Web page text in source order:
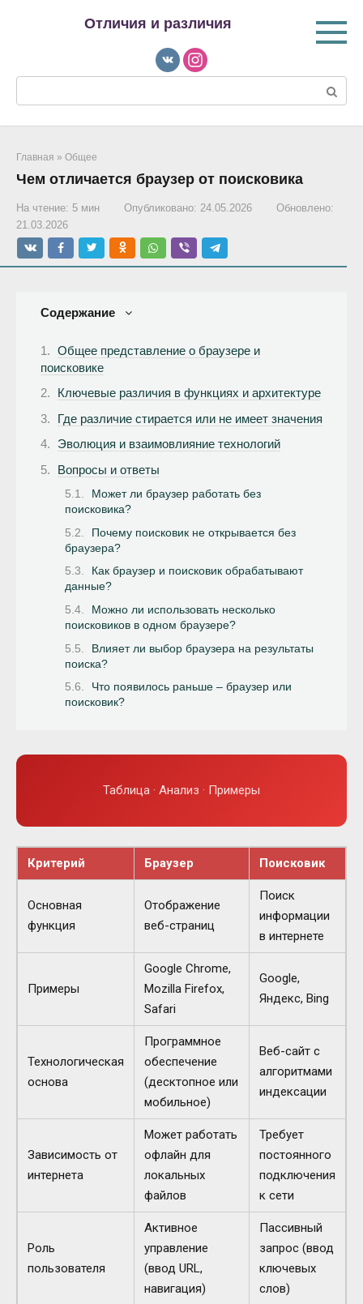
Отличия и различия
Главная » Общее
Чем отличается браузер от поисковика
На чтение: 5 мин Опубликовано: 24.05.2026
Обновлено:
21.03.2026
Содержание
Общее представление о браузере и
поисковике
Ключевые различия в функциях и архитектуре
Где различие стирается или не имеет значения
Эволюция и взаимовлияние технологий
Вопросы и ответы
Может ли браузер работать без
поисковика?
Почему поисковик не открывается без
браузера?
Как браузер и поисковик обрабатывают
данные?
Можно ли использовать несколько
поисковиков в одном браузере?
Влияет ли выбор браузера на результаты
поиска?
Что появилось раньше – браузер или
поисковик?
Таблица · Анализ · Примеры
Критерий Браузер Поисковик
Основная
функция
Отображение
веб-страниц
Поиск
информации
в интернете
Примеры
Google Chrome,
Mozilla Firefox,
Safari
Google,
Яндекс, Bing
Технологическая
основа
Программное
обеспечение
(десктопное или
мобильное)
Веб-сайт с
алгоритмами
индексации
Зависимость от
интернета
Может работать
офлайн для
локальных
файлов
Требует
постоянного
подключения
к сети
Роль
пользователя
Активное
управление
(ввод URL,
навигация)
Пассивный
запрос (ввод
ключевых
слов)